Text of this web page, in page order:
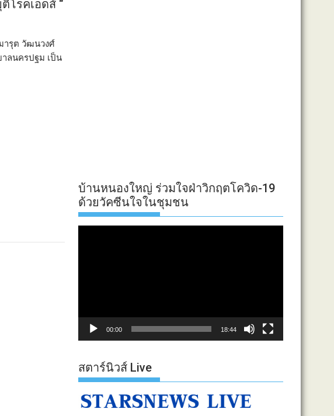
โรคเอดส์ “
ารุต​ วัฒนวงศ์
าลนครปฐม เป็น
บ้านหนองใหญ่ ร่วมใจฝ่าวิกฤตโควิด-19
ด้วยวัคซีนใจในชุมชน
00:00 18:44
สตาร์นิวส์ Live